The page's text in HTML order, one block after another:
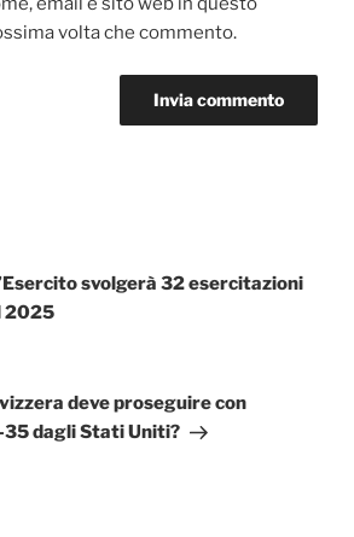
volta che commento.
svolgerà 32 esercitazioni
2025
deve proseguire con
35 dagli Stati Uniti?